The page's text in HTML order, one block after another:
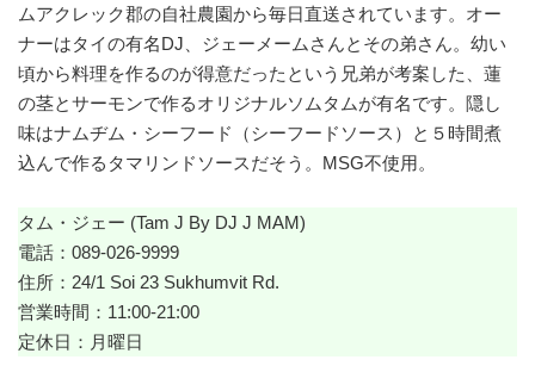
ムアクレック郡の自社農園から毎日直送されています。オー
ナーはタイの有名DJ、ジェーメームさんとその弟さん。幼い
頃から料理を作るのが得意だったという兄弟が考案した、蓮
の茎とサーモンで作るオリジナルソムタムが有名です。隠し
味はナムヂム・シーフード（シーフードソース）と５時間煮
込んで作るタマリンドソースだそう。MSG不使用。
タム・ジェー (Tam J By DJ J MAM)
電話：089-026-9999
住所：24/1 Soi 23 Sukhumvit Rd.
営業時間：11:00-21:00
定休日：月曜日